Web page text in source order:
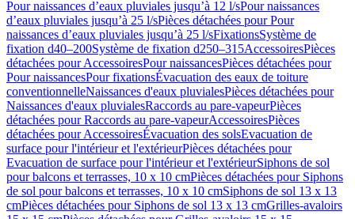
Pour naissances d’eaux pluviales jusqu’à 12 l/sPour naissances
d’eaux pluviales jusqu’à 25 l/sPièces détachées pour Pour
naissances d’eaux pluviales jusqu’à 25 l/sFixationsSystème de
fixation d40–200Système de fixation d250–315AccessoiresPièces
détachées pour AccessoiresPour naissancesPièces détachées pour
Pour naissancesPour fixationsÉvacuation des eaux de toiture
conventionnelleNaissances d'eaux pluvialesPièces détachées pour
Naissances d'eaux pluvialesRaccords au pare-vapeurPièces
détachées pour Raccords au pare-vapeurAccessoiresPièces
détachées pour AccessoiresÉvacuation des solsEvacuation de
surface pour l'intérieur et l'extérieurPièces détachées pour
Evacuation de surface pour l'intérieur et l'extérieurSiphons de sol
pour balcons et terrasses, 10 x 10 cmPièces détachées pour Siphons
de sol pour balcons et terrasses, 10 x 10 cmSiphons de sol 13 x 13
cmPièces détachées pour Siphons de sol 13 x 13 cmGrilles-avaloirs